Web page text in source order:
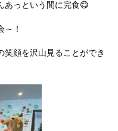
あっという間に完食😋
！
笑顔を沢山見ることができ